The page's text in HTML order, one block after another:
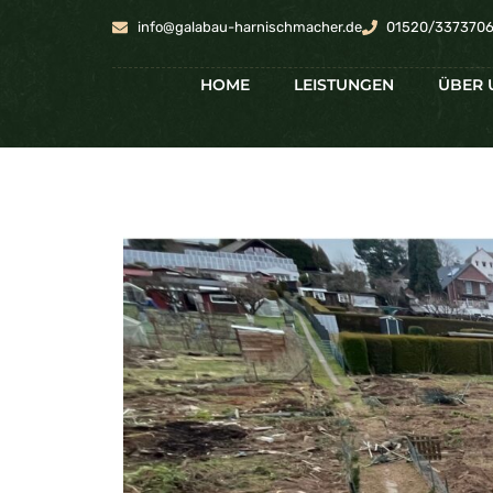
info@galabau-harnischmacher.de 01520/3373706
HOME LEISTUNGEN ÜBER